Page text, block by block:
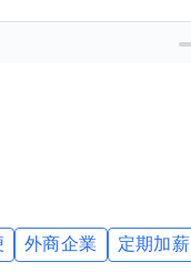
外商企業 定期加薪